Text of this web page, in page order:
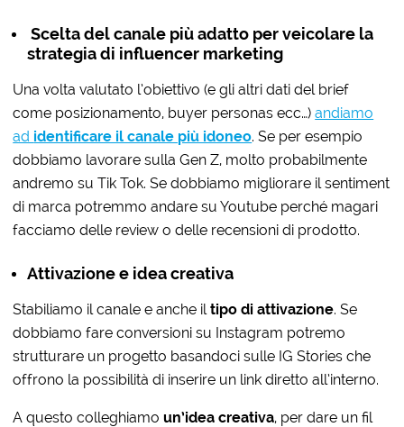
Scelta del canale più adatto per veicolare la
strategia di influencer marketing
Una volta valutato l’obiettivo (e gli altri dati del brief
come posizionamento, buyer personas ecc…)andiamo
ad identificare il canale più idoneo. Se per esempio
dobbiamo lavorare sulla Gen Z, molto probabilmente
andremo su Tik Tok. Se dobbiamo migliorare il sentiment
di marca potremmo andare su Youtube perché magari
facciamo delle review o delle recensioni di prodotto.
Attivazione e idea creativa
Stabiliamo il canale e anche iltipo di attivazione. Se
dobbiamo fare conversioni su Instagram potremo
strutturare un progetto basandoci sulle IG Stories che
offrono la possibilità di inserire un link diretto all’interno.
A questo colleghiamoun’idea creativa, per dare un fil